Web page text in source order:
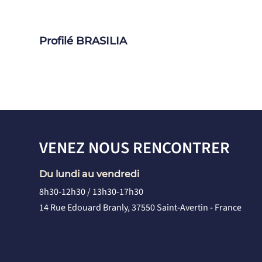
Profilé BRASILIA
VENEZ NOUS RENCONTRER
Du lundi au vendredi
8h30-12h30 / 13h30-17h30
14 Rue Edouard Branly, 37550 Saint-Avertin - France